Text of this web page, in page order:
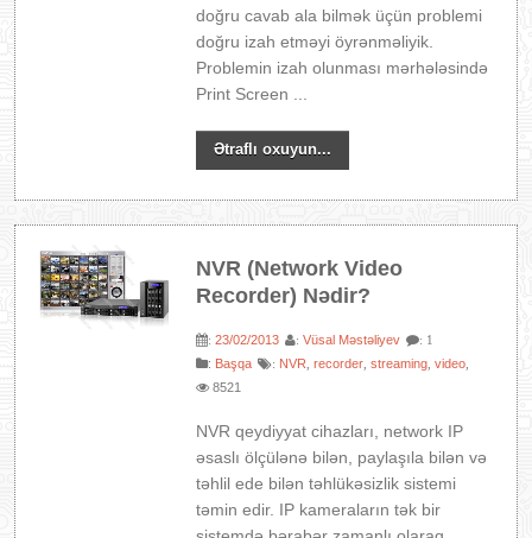
doğru cavab ala bilmək üçün problemi
doğru izah etməyi öyrənməliyik.
Problemin izah olunması mərhələsində
Print Screen ...
Ətraflı oxuyun...
NVR (Network Video
Recorder) Nədir?
:23/02/2013 :Vüsal Məstəliyev : 1
: Başqa : NVR ,recorder ,streaming ,video
8521
NVR qeydiyyat cihazları, network IP
əsaslı ölçülənə bilən, paylaşıla bilən və
təhlil ede bilən təhlükəsizlik sistemi
təmin edir. IP kameraların tək bir